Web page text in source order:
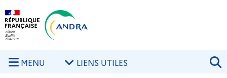
Aller au contenu principal
MENU LIENS UTILES